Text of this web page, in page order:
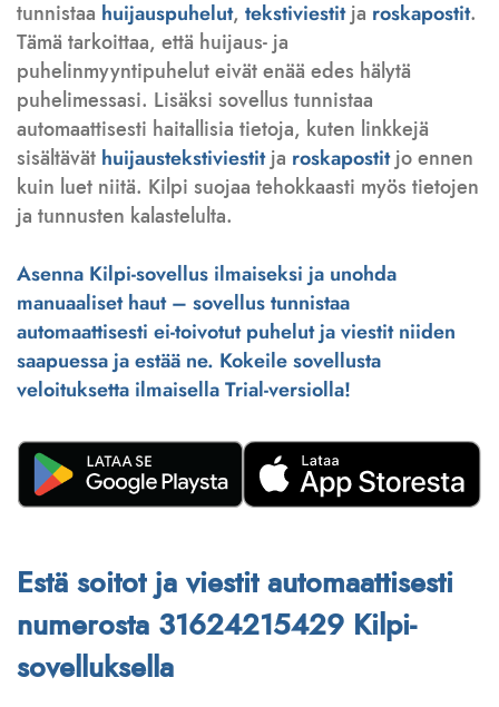
tunnistaa huijauspuhelut, tekstiviestitja roskapostit.
Tämä tarkoittaa, että huijaus- ja
puhelinmyyntipuhelut eivät enää edes hälytä
puhelimessasi. Lisäksi sovellus tunnistaa
automaattisesti haitallisia tietoja, kuten linkkejä
sisältävät huijaustekstiviestitja roskapostitjo ennen
kuin luet niitä. Kilpi suojaa tehokkaasti myös tietojen
ja tunnusten kalastelulta.
Asenna Kilpi-sovellus ilmaiseksi ja unohda
manuaaliset haut – sovellus tunnistaa
automaattisesti ei-toivotut puhelut ja viestit niiden
saapuessa ja estää ne. Kokeile sovellusta
veloituksetta ilmaisella Trial-versiolla!
Estä soitot ja viestit automaattisesti
numerosta 31624215429 Kilpi-
sovelluksella